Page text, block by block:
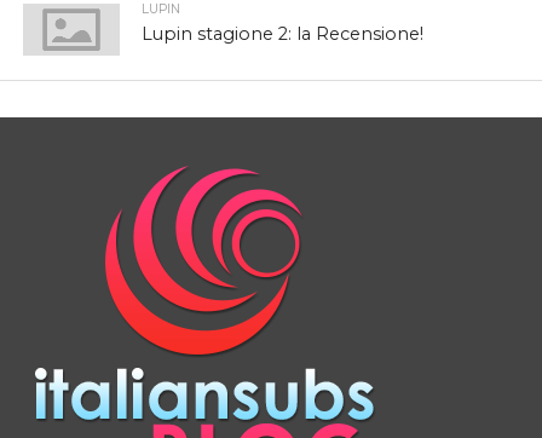
LUPIN
Lupin stagione 2: la Recensione!